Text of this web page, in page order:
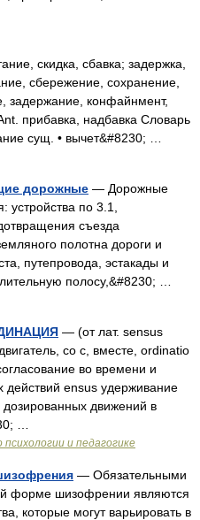
скидка, сбавка; задержка,
сбережение, сохранение,
задержание, конфайнмент,
прибавка, надбавка Словарь
сущ. • вычет&#8230; …
дорожные — Дорожные
по 3.1,
съезда
полотна дороги и
путепровода, эстакады и
полосу,&#8230; …
— (от лат. sensus
со с, вместе, ordinatio
во времени и
действий ensus удерживание
движений в
…
и педагогике
— Обязательными
форме шизофрении являются
которые могут варьировать в